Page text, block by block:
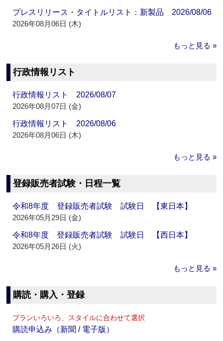
プレスリリース・タイトルリスト：新製品 2026/08/06
2026年08月06日 (木)
もっと見る »
行政情報リスト
行政情報リスト 2026/08/07
2026年08月07日 (金)
行政情報リスト 2026/08/06
2026年08月06日 (木)
もっと見る »
登録販売者試験・日程一覧
令和8年度 登録販売者試験 試験日 【東日本】
2026年05月29日 (金)
令和8年度 登録販売者試験 試験日 【西日本】
2026年05月26日 (火)
もっと見る »
購読・購入・登録
プランいろいろ、スタイルに合わせて選択
購読申込み（新聞 / 電子版）